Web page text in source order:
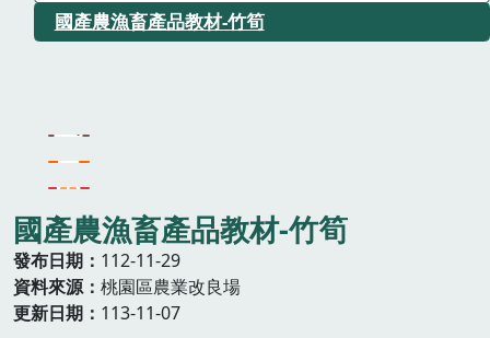
國產農漁畜產品教材-竹筍
國產農漁畜產品教材-竹筍
發布日期
112-11-29
資料來源
桃園區農業改良場
更新日期
113-11-07